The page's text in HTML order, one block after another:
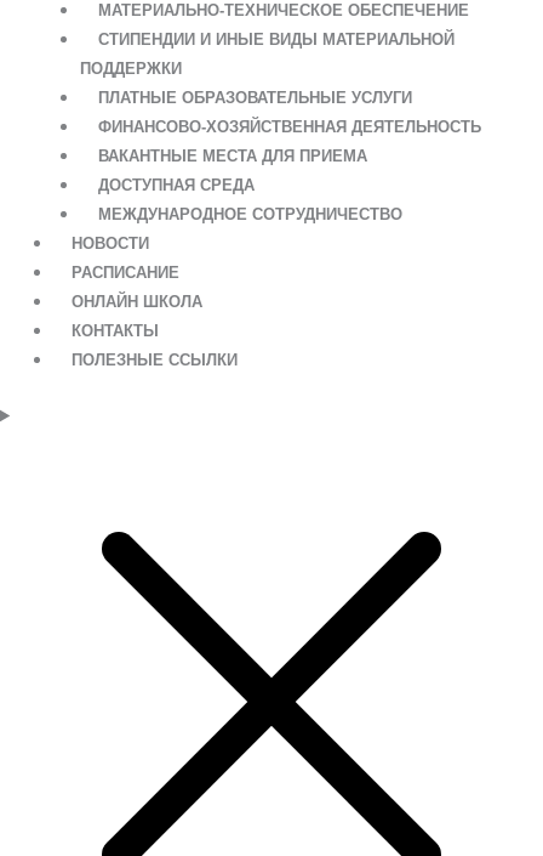
МАТЕРИАЛЬНО-ТЕХНИЧЕСКОЕ ОБЕСПЕЧЕНИЕ
СТИПЕНДИИ И ИНЫЕ ВИДЫ МАТЕРИАЛЬНОЙ
ПОДДЕРЖКИ
ПЛАТНЫЕ ОБРАЗОВАТЕЛЬНЫЕ УСЛУГИ
ФИНАНСОВО-ХОЗЯЙСТВЕННАЯ ДЕЯТЕЛЬНОСТЬ
ВАКАНТНЫЕ МЕСТА ДЛЯ ПРИЕМА
ДОСТУПНАЯ СРЕДА
МЕЖДУНАРОДНОЕ СОТРУДНИЧЕСТВО
НОВОСТИ
РАСПИСАНИЕ
ОНЛАЙН ШКОЛА
КОНТАКТЫ
ПОЛЕЗНЫЕ ССЫЛКИ